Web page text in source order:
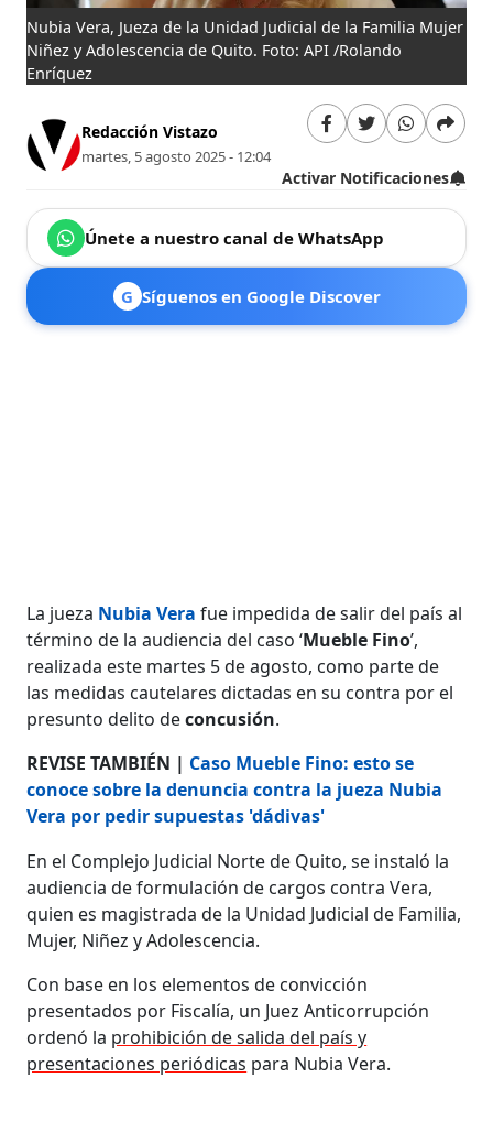
Nubia Vera, Jueza de la Unidad Judicial de la Familia Mujer
Niñez y Adolescencia de Quito. Foto: API /Rolando
Enríquez
Redacción Vistazo
martes, 5 agosto 2025 - 12:04
Activar Notificaciones
Únete a nuestro canal de WhatsApp
G Síguenos en Google Discover
La jueza Nubia Vera fue impedida de salir del país al
término de la audiencia del caso ‘Mueble Fino’,
realizada este martes 5 de agosto, como parte de
las medidas cautelares dictadas en su contra por el
presunto delito deconcusión.
REVISE TAMBIÉN | Caso Mueble Fino: esto se
conoce sobre la denuncia contra la jueza Nubia
Vera por pedir supuestas 'dádivas'
En el Complejo Judicial Norte de Quito, se instaló la
audiencia de formulación de cargos contra Vera,
quien es magistrada de la Unidad Judicial de Familia,
Mujer, Niñez y Adolescencia.
Con base en los elementos de convicción
presentados por Fiscalía, un Juez Anticorrupción
ordenó la prohibición de salida del país y
presentaciones periódicas para Nubia Vera.